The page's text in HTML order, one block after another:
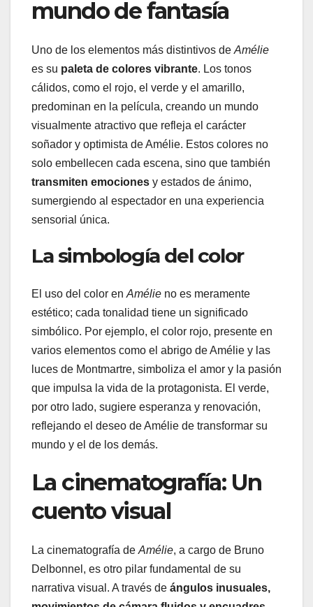
mundo de fantasía
Uno de los elementos más distintivos de Amélie
es su paleta de colores vibrante. Los tonos
cálidos, como el rojo, el verde y el amarillo,
predominan en la película, creando un mundo
visualmente atractivo que refleja el carácter
soñador y optimista de Amélie. Estos colores no
solo embellecen cada escena, sino que también
transmiten emociones y estados de ánimo,
sumergiendo al espectador en una experiencia
sensorial única.
La simbología del color
El uso del color en Amélie no es meramente
estético; cada tonalidad tiene un significado
simbólico. Por ejemplo, el color rojo, presente en
varios elementos como el abrigo de Amélie y las
luces de Montmartre, simboliza el amor y la pasión
que impulsa la vida de la protagonista. El verde,
por otro lado, sugiere esperanza y renovación,
reflejando el deseo de Amélie de transformar su
mundo y el de los demás.
La cinematografía: Un
cuento visual
La cinematografía de Amélie, a cargo de Bruno
Delbonnel, es otro pilar fundamental de su
narrativa visual. A través de ángulos inusuales,